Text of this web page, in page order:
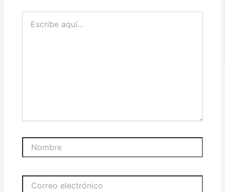
aquí...
electrónico